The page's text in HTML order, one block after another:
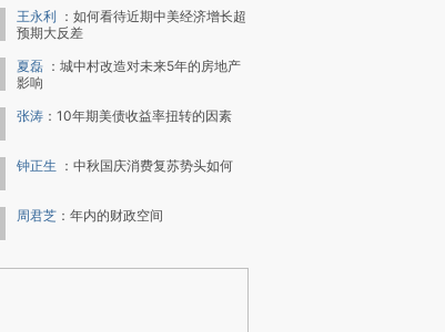
王永利 ： 如何看待近期中美经济增长超
预期大反差
夏磊 ： 城中村改造对未来5年的房地产
影响
张涛 ： 10年期美债收益率扭转的因素
钟正生 ： 中秋国庆消费复苏势头如何
周君芝 ： 年内的财政空间